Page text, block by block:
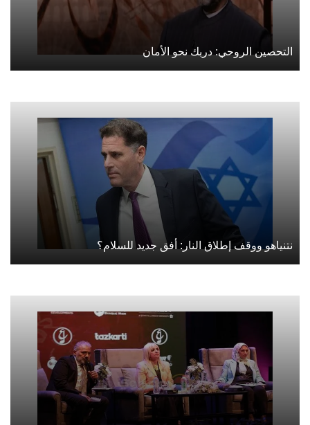
التحصين الروحي: دربك نحو الأمان
نتنياهو ووقف إطلاق النار: أفق جديد للسلام؟